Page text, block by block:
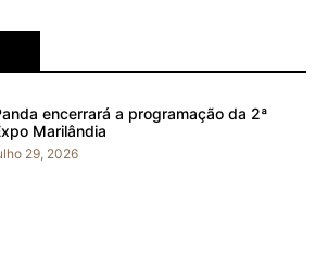
encerrará a programação da 2ª
Marilândia
29, 2026